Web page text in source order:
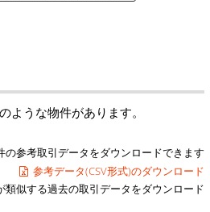
ような物件があります。
の参考取引データをダウンロードできます
参考データ(CSV形式)のダウンロード
似する過去の取引データをダウンロード